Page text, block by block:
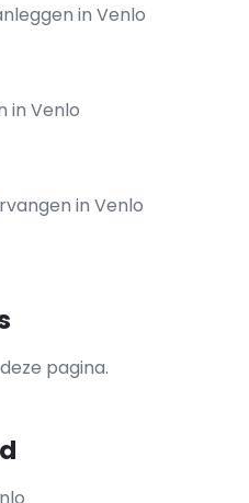
in Venlo
in Venlo
in Venlo
pagina.